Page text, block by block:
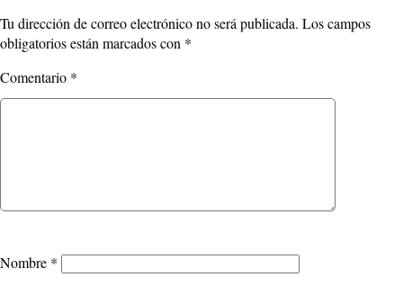
Tu dirección de correo electrónico no será publicada. Los campos
obligatorios están marcados con *
Comentario *
Nombre *